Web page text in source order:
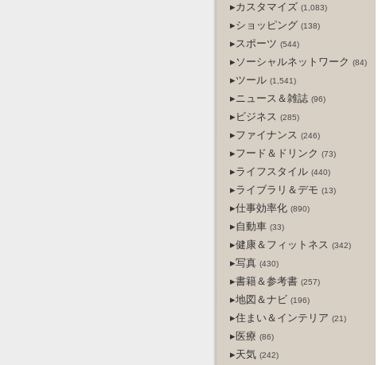
▸カスタマイズ (1,083)
▸ショッピング (138)
▸スポーツ (544)
▸ソーシャルネットワーク (84)
▸ツール (1,541)
▸ニュース＆雑誌 (96)
▸ビジネス (285)
▸ファイナンス (246)
▸フード＆ドリンク (73)
▸ライフスタイル (440)
▸ライブラリ＆デモ (13)
▸仕事効率化 (890)
▸自動車 (33)
▸健康＆フィットネス (342)
▸写真 (430)
▸書籍＆参考書 (257)
▸地図＆ナビ (196)
▸住まい＆インテリア (21)
▸医療 (86)
▸天気 (242)